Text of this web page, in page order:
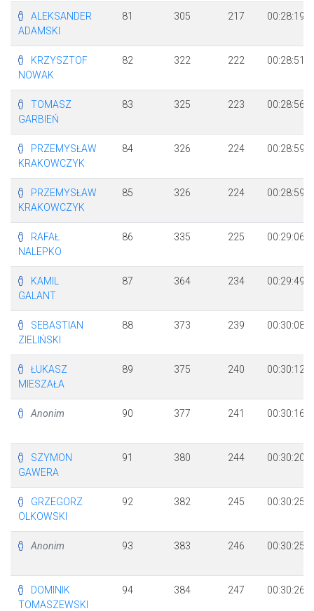
ALEKSANDER
ADAMSKI
81 305 217 00:28:19
KRZYSZTOF
NOWAK
82 322 222 00:28:51
TOMASZ
GARBIEŃ
83 325 223 00:28:56
PRZEMYSŁAW
KRAKOWCZYK
84 326 224 00:28:59
PRZEMYSŁAW
KRAKOWCZYK
85 326 224 00:28:59
RAFAŁ
NALEPKO
86 335 225 00:29:06
KAMIL
GALANT
87 364 234 00:29:49
SEBASTIAN
ZIELIŃSKI
88 373 239 00:30:08
ŁUKASZ
MIESZAŁA
89 375 240 00:30:12
Anonim 90 377 241 00:30:16
SZYMON
GAWERA
91 380 244 00:30:20
GRZEGORZ
OLKOWSKI
92 382 245 00:30:25
Anonim 93 383 246 00:30:25
DOMINIK
TOMASZEWSKI
94 384 247 00:30:26